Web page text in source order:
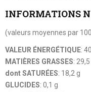
INFORMATIONS
(valeurs moyennes par
VALEUR ÉNERGÉTIQUE:
MATIÈRES GRASSES: 29,5
dont SATURÉES: 18,2 g
GLUCIDES: 0,1 g